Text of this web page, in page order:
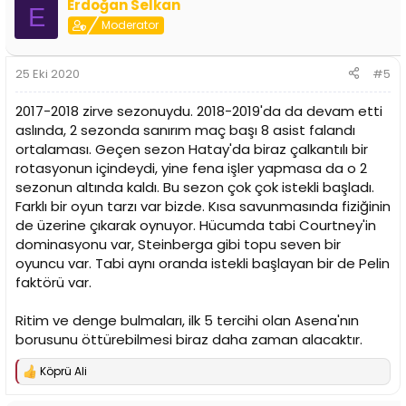
l
:
E Erdoğan Selkan
Moderator
25 Eki 2020 #5
2017-2018 zirve sezonuydu. 2018-2019'da da devam etti
aslında, 2 sezonda sanırım maç başı 8 asist falandı
ortalaması. Geçen sezon Hatay'da biraz çalkantılı bir
rotasyonun içindeydi, yine fena işler yapmasa da o 2
sezonun altında kaldı. Bu sezon çok çok istekli başladı.
Farklı bir oyun tarzı var bizde. Kısa savunmasında fiziğinin
de üzerine çıkarak oynuyor. Hücumda tabi Courtney'in
dominasyonu var, Steinberga gibi topu seven bir
oyuncu var. Tabi aynı oranda istekli başlayan bir de Pelin
faktörü var.
Ritim ve denge bulmaları, ilk 5 tercihi olan Asena'nın
borusunu öttürebilmesi biraz daha zaman alacaktır.
T
Köprü Ali